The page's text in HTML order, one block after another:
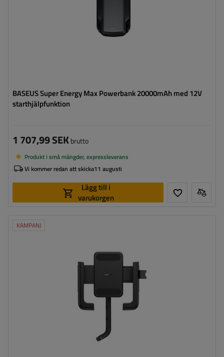
BASEUS Super Energy Max Powerbank 20000mAh med 12V
starthjälpfunktion
1 707,99 SEKbrutto
Produkt i små mängder, expressleverans
Vi kommer redan att skicka11 augusti
Lägg till i
varukorgen
KAMPANJ